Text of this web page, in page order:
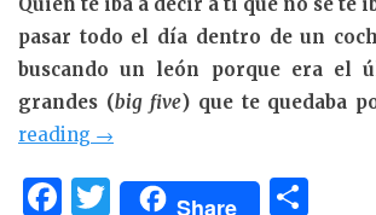
pasar todo el día dentro de un
buscando un león porque era el
grandes (big five) que te quedaba
reading «Safari
Cost:
→
F
T
Share